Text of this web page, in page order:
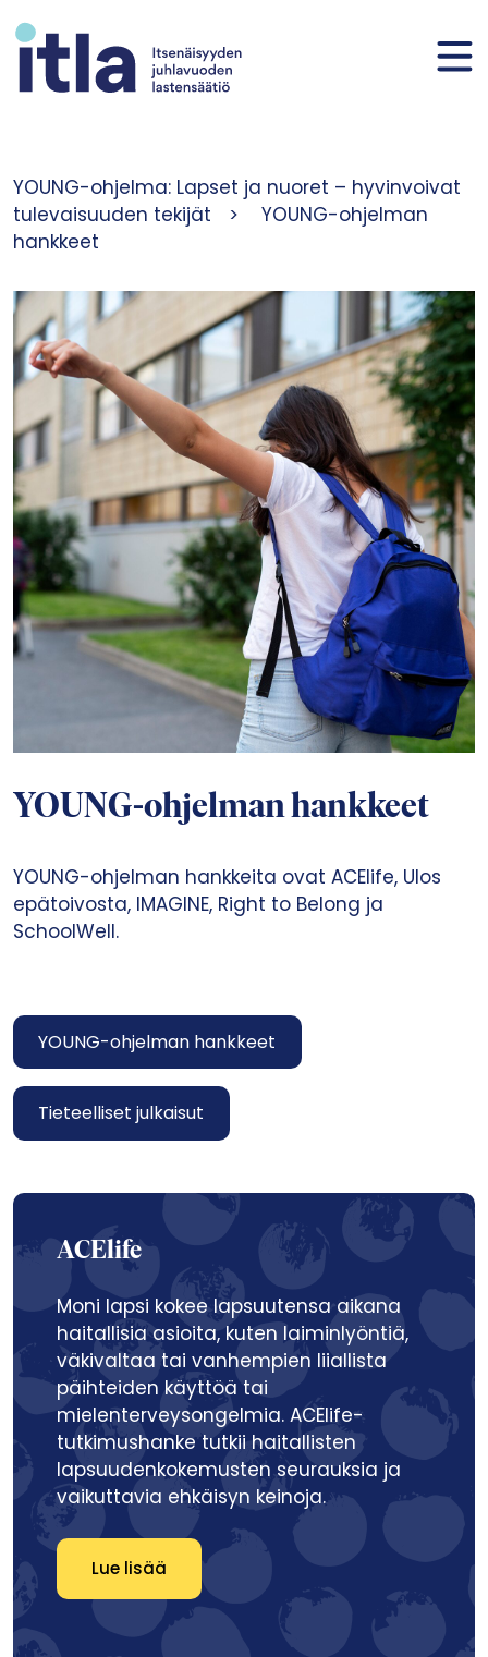
YOUNG-ohjelma: Lapset ja nuoret – hyvinvoivat
tulevaisuuden tekijät
>
YOUNG-ohjelman
hankkeet
YOUNG-ohjelman hankkeet
YOUNG-ohjelman hankkeita ovat ACElife, Ulos
epätoivosta, IMAGINE, Right to Belong ja
SchoolWell.
YOUNG-ohjelman hankkeet
Tieteelliset julkaisut
ACElife
Moni lapsi kokee lapsuutensa aikana
haitallisia asioita, kuten laiminlyöntiä,
väkivaltaa tai vanhempien liiallista
päihteiden käyttöä tai
mielenterveysongelmia. ACElife-
tutkimushanke tutkii haitallisten
lapsuudenkokemusten seurauksia ja
vaikuttavia ehkäisyn keinoja.
Lue lisää